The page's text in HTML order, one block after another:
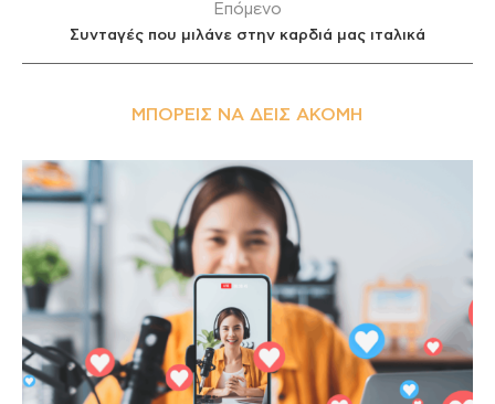
Επόμενο
Συνταγές που μιλάνε στην καρδιά μας ιταλικά
ΜΠΟΡΕΊΣ ΝΑ ΔΕΙΣ ΑΚΌΜΗ